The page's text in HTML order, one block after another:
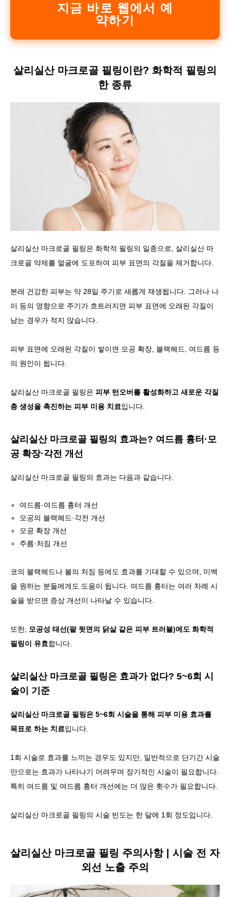
지금 바로 웹에서 예
약하기
살리실산 마크로골 필링이란? 화학적 필링의
한 종류
살리실산 마크로골 필링은 화학적 필링의 일종으로, 살리실산 마
크로골 약제를 얼굴에 도포하여 피부 표면의 각질을 제거합니다.
본래 건강한 피부는 약 28일 주기로 새롭게 재생됩니다. 그러나 나
이 등의 영향으로 주기가 흐트러지면 피부 표면에 오래된 각질이
남는 경우가 적지 않습니다.
피부 표면에 오래된 각질이 쌓이면 모공 확장, 블랙헤드, 여드름 등
의 원인이 됩니다.
살리실산 마크로골 필링은 피부 턴오버를 활성화하고 새로운 각질
층 생성을 촉진하는 피부 미용 치료입니다.
살리실산 마크로골 필링의 효과는? 여드름 흉터·모
공 확장·각전 개선
살리실산 마크로골 필링의 효과는 다음과 같습니다.
여드름·여드름 흉터 개선
모공의 블랙헤드·각전 개선
모공 확장 개선
주름·처짐 개선
코의 블랙헤드나 볼의 처짐 등에도 효과를 기대할 수 있으며, 미백
을 원하는 분들에게도 도움이 됩니다. 여드름 흉터는 여러 차례 시
술을 받으면 증상 개선이 나타날 수 있습니다.
또한,
모공성 태선(팔 뒷면의 닭살 같은 피부 트러블)에도 화학적
필링이 유효합니다.
살리실산 마크로골 필링은 효과가 없다? 5~6회 시
술이 기준
살리실산 마크로골 필링은 5~6회 시술을 통해 피부 미용 효과를
목표로 하는 치료입니다.
1회 시술로 효과를 느끼는 경우도 있지만, 일반적으로 단기간 시술
만으로는 효과가 나타나기 어려우며 장기적인 시술이 필요합니다.
특히 여드름 및 여드름 흉터 개선에는 더 많은 횟수가 필요합니다.
살리실산 마크로골 필링의 시술 빈도는 한 달에 1회 정도입니다.
살리실산 마크로골 필링 주의사항 | 시술 전 자
외선 노출 주의